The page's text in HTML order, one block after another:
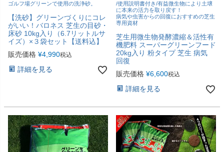
ゴルフ場グリーンで使用の洗浄砂。
【洗砂】グリーンづくりにコレ
がいい！バロネス 芝生の目砂・
床砂 10kg入り（6.7リットルサ
イズ）×３袋セット【送料込】
販売価格 ¥4,990税込
詳細を見る
/使用説明書付き/有益微生物により土壌
に本来の活力を取り戻す！
病気や虫害からの回復におすすめの芝生
専用資材
芝生用微生物発酵濃縮＆活性有
機肥料 スーパーグリーンフード
20kg入り 粉タイプ 芝生 病気
回復
販売価格 ¥6,600税込
詳細を見る